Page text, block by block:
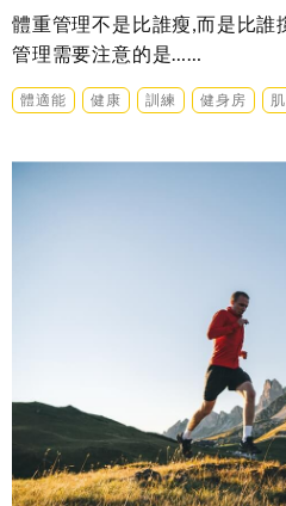
體重管理不是比誰瘦,而是比
管理需要注意的是……
體適能 健康 訓練 健身房